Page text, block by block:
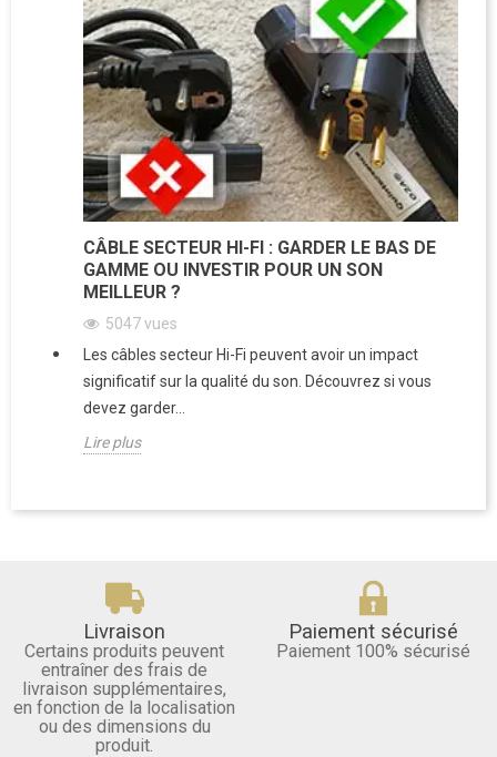
CÂBLE SECTEUR HI-FI : GARDER LE BAS DE
GAMME OU INVESTIR POUR UN SON
MEILLEUR ?
5047vues
Les câbles secteur Hi-Fi peuvent avoir un impact
significatif sur la qualité du son. Découvrez si vous
devez garder...
Lire plus
Livraison
Certains produits peuvent
entraîner des frais de
livraison supplémentaires,
en fonction de la localisation
ou des dimensions du
produit.
Paiement sécurisé
Paiement 100% sécurisé